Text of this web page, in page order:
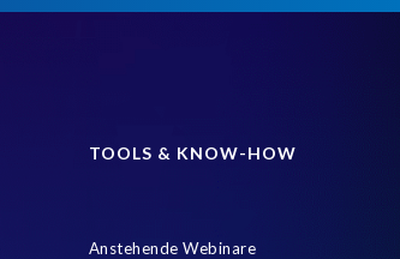
TOOLS & KNOW-HOW
Anstehende Webinare